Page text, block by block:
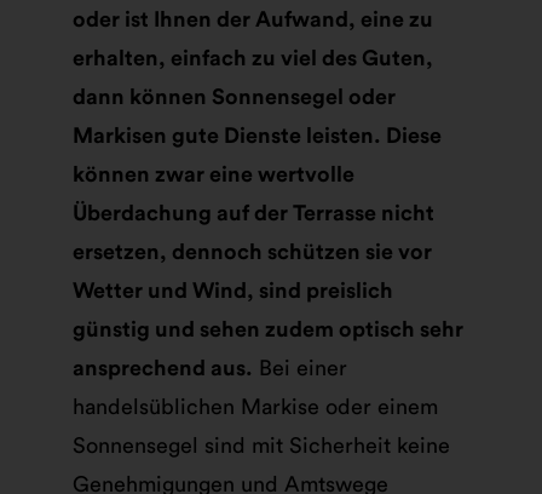
oder ist Ihnen der Aufwand, eine zu
erhalten, einfach zu viel des Guten,
dann können Sonnensegel oder
Markisen gute Dienste leisten. Diese
können zwar eine wertvolle
Überdachung auf der Terrasse nicht
ersetzen, dennoch schützen sie vor
Wetter und Wind, sind preislich
günstig und sehen zudem optisch sehr
ansprechend aus. Bei einer
handelsüblichen Markise oder einem
Sonnensegel sind mit Sicherheit keine
Genehmigungen und Amtswege